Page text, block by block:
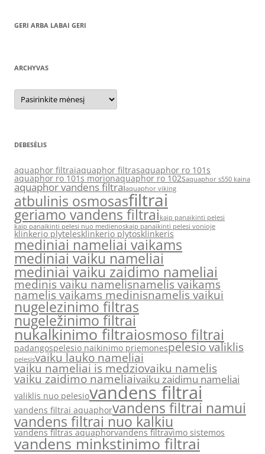
GERI ARBA LABAI GERI
ARCHYVAS
Archyvas
DEBESĖLIS
aquaphor filtraiaquaphor filtrasaquaphor ro 101s
aquaphor ro 101s morionaquaphor ro 102saquaphor s550 kaina
aquaphor vandens filtraiaquaphor viking
atbulinis osmosasfiltrai
geriamo vandens filtraikaip panaikinti pelesi
kaip panaikinti pelesi nuo medienoskaip panaikinti pelesi vonioje
klinkerio plytelesklinkerio plytosklinkeris
mediniai nameliai vaikams
mediniai vaiku nameliai
mediniai vaiku zaidimo nameliai
medinis vaiku namelisnamelis vaikams
namelis vaikams medinisnamelis vaikui
nugelezinimo filtras
nugeležinimo filtrai
nukalkinimo filtraiosmoso filtrai
padangospelesio naikinimo priemonespelesio valiklis
pelesisvaiku lauko nameliai
vaiku nameliai is medziovaiku namelis
vaiku zaidimo nameliaivaiku zaidimu nameliai
valiklis nuo pelesiovandens filtrai
vandens filtrai aquaphorvandens filtrai namui
vandens filtrai nuo kalkiu
vandens filtras aquaphorvandens filtravimo sistemos
vandens minkstinimo filtrai